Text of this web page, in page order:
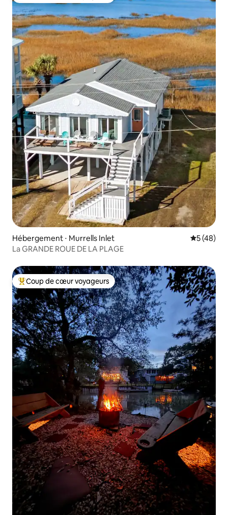
Hébergement ⋅ Murrells Inlet
5 (48)
La GRANDE ROUE DE LA PLAGE
Coups de cœur voyageurs les plus appréciés
Coup de cœur voyageurs